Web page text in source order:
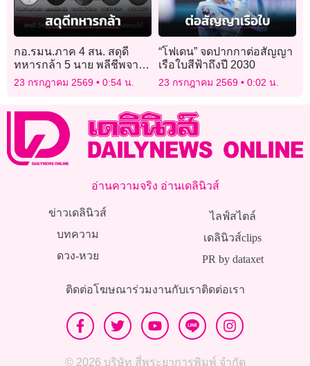
กอ.รมน.ภาค 4 สน. สดุดี
ทหารกล้า 5 นาย พลีชีพจาก
เหตุคนร้ายลอบยิงใส่จุดตรวจ
23 กรกฎาคม 2569 0:54 น.
“โฟเดน” จดปากกาต่อสัญญา
เรือใบสีฟ้าถึงปี 2030
23 กรกฎาคม 2569 0:02 น.
อ่านความจริง อ่านเดลินิวส์
ข่าวเดลินิวส์
บทความ
ดวง-หวย
ไลฟ์สไตล์
เดลินิวส์clips
PR by dataxet
ติดต่อโฆษณาร่วมงานกับเราติดต่อเรา
© 2026 บริษัท สี่พระยาการพิมพ์ จำกัด